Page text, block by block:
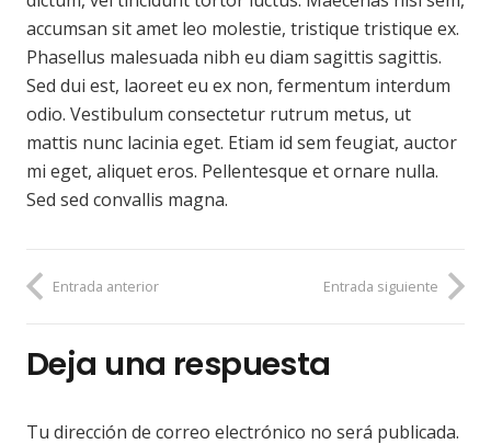
accumsan sit amet leo molestie, tristique tristique ex.
Phasellus malesuada nibh eu diam sagittis sagittis.
Sed dui est, laoreet eu ex non, fermentum interdum
odio. Vestibulum consectetur rutrum metus, ut
mattis nunc lacinia eget. Etiam id sem feugiat, auctor
mi eget, aliquet eros. Pellentesque et ornare nulla.
Sed sed convallis magna.
Entrada anterior Entrada siguiente
Deja una respuesta
Tu dirección de correo electrónico no será publicada.